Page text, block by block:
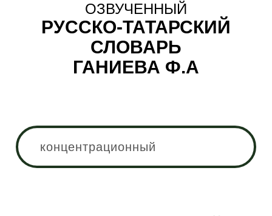
ОЗВУЧЕННЫЙ
РУССКО-ТАТАРСКИЙ
СЛОВАРЬ
ГАНИЕВА Ф.А